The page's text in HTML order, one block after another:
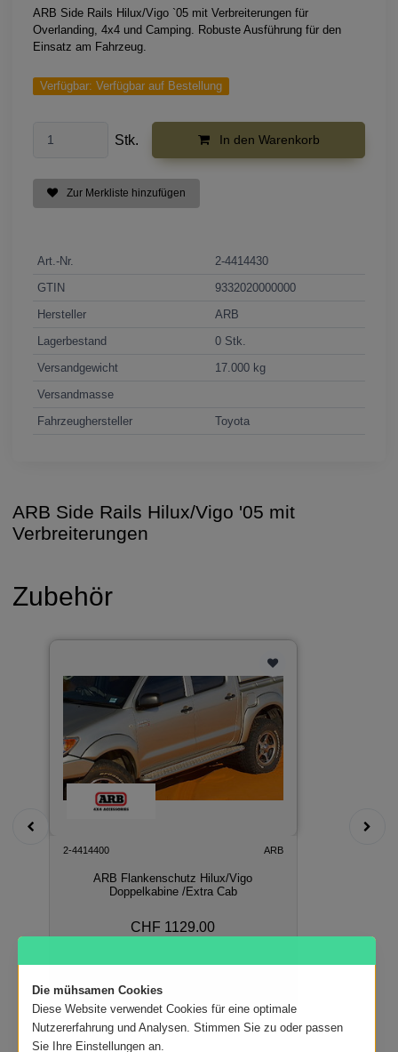
ARB Side Rails Hilux/Vigo `05 mit Verbreiterungen für
Overlanding, 4x4 und Camping. Robuste Ausführung für den
Einsatz am Fahrzeug.
Verfügbar: Verfügbar auf Bestellung
Stk. In den Warenkorb
Zur Merkliste hinzufügen
Art.-Nr.
2-4414430
GTIN
9332020000000
Hersteller
ARB
Lagerbestand
0 Stk.
Versandgewicht
17.000 kg
Versandmasse
Fahrzeughersteller
Toyota
ARB Side Rails Hilux/Vigo '05 mit
Verbreiterungen
Zubehör
2-4414400 ARB
ARB Flankenschutz Hilux/Vigo
Doppelkabine /Extra Cab
CHF 1129.00
Die mühsamen Cookies
Diese Website verwendet Cookies für eine optimale
Nutzererfahrung und Analysen. Stimmen Sie zu oder passen
Sie Ihre Einstellungen an.